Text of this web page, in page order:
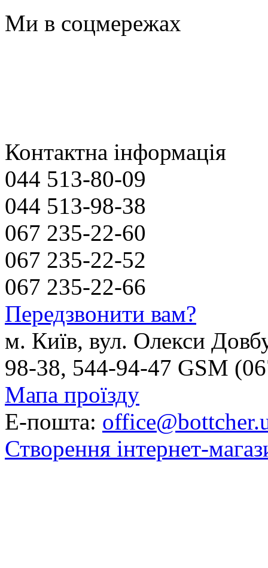
Ми в соцмережах
Контактна інформація
044 513-80-09
044 513-98-38
067 235-22-60
067 235-22-52
067 235-22-66
Передзвонити вам?
м. Київ, вул. Олекси
98-38, 544-94-47 GSM
Мапа проїзду
Е-пошта:
Створення інтернет-